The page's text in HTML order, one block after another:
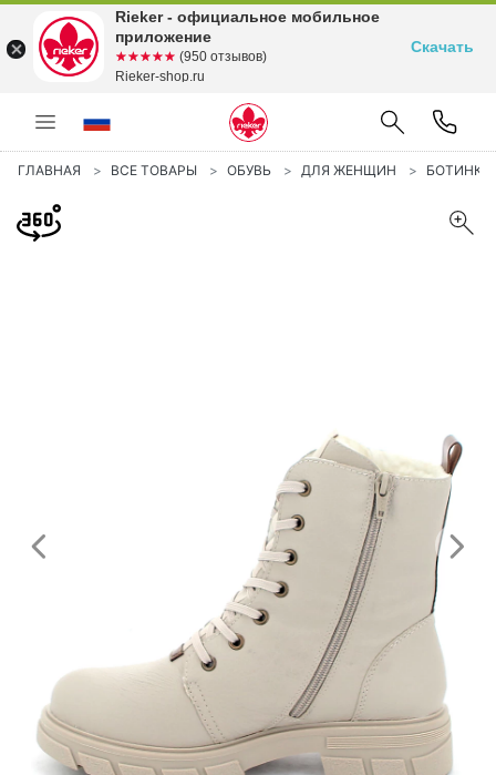
ГЛАВНАЯ ВСЕ ТОВАРЫ ОБУВЬ ДЛЯ ЖЕНЩИН БОТИНКИ
Предыдущий
Rieker - официальное мобильное
приложение
☆☆☆☆☆
★★★★★ (950 отзывов)
Rieker-shop.ru
Скачать